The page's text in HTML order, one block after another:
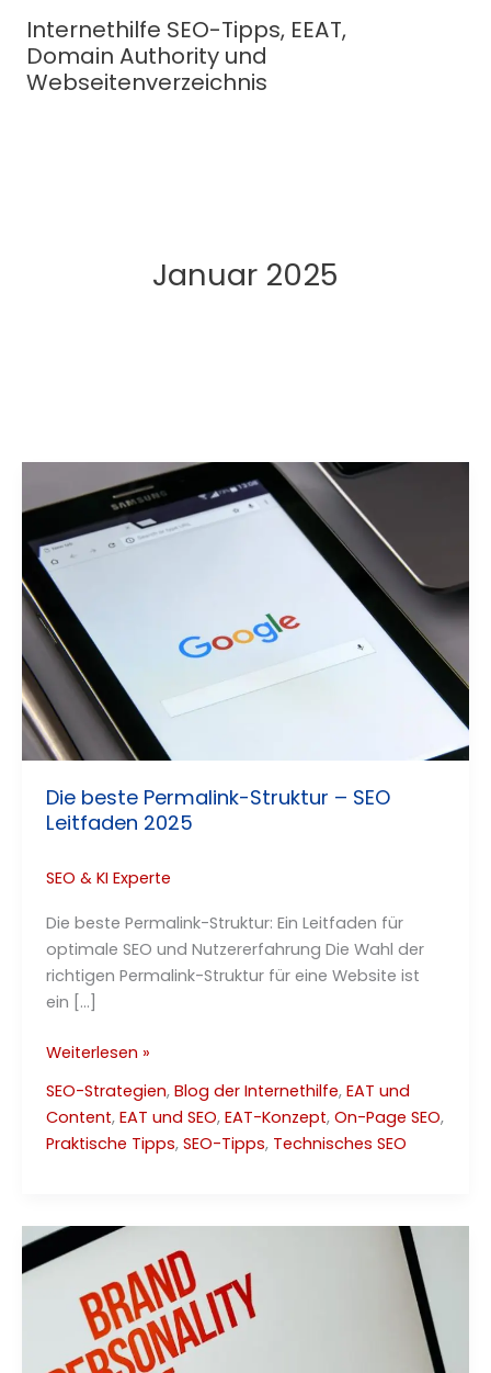
Inhalt
springen
Internethilfe SEO-Tipps, EEAT,
Domain Authority und
Webseitenverzeichnis
Januar 2025
Die beste Permalink-Struktur – SEO
Leitfaden 2025
SEO & KI Experte
Die beste Permalink-Struktur: Ein Leitfaden für
optimale SEO und Nutzererfahrung Die Wahl der
richtigen Permalink-Struktur für eine Website ist
ein […]
Die
Permalink-
Struktur
–
2025
Weiterlesen »
SEO-Strategien, Blog der Internethilfe, EAT und
Content, EAT und SEO, EAT-Konzept, On-Page SEO,
Praktische Tipps, SEO-Tipps, Technisches SEO